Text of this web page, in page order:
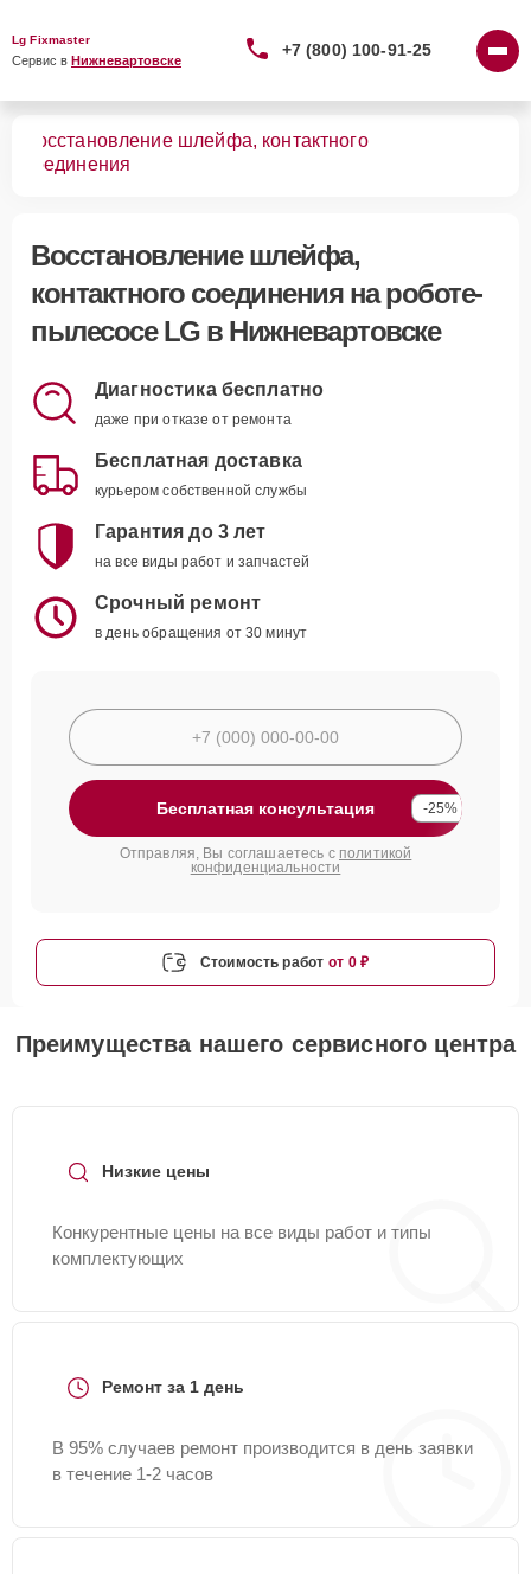
Lg Fixmaster
Сервис в Нижневартовске
+7 (800) 100-91-25
Восстановление шлейфа, контактного
соединения
Восстановление шлейфа,
контактного соединенияна роботе-
пылесосе LG в Нижневартовске
Диагностика бесплатно
даже при отказе от ремонта
Бесплатная доставка
курьером собственной службы
Гарантия до 3 лет
на все виды работ и запчастей
Срочный ремонт
в день обращения от 30 минут
Бесплатная консультация -25%
Отправляя, Вы соглашаетесь с политикой
конфиденциальности
Стоимость работ от 0 ₽
Преимущества нашего сервисного центра
Низкие цены
Конкурентные цены на все виды работ и типы
комплектующих
Ремонт за 1 день
В 95% случаев ремонт производится в день заявки
в течение 1-2 часов